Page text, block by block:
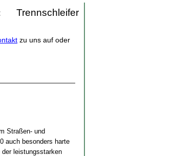
Trennschleifer
zu uns auf oder
Straßen- und
auch besonders harte
leistungsstarken